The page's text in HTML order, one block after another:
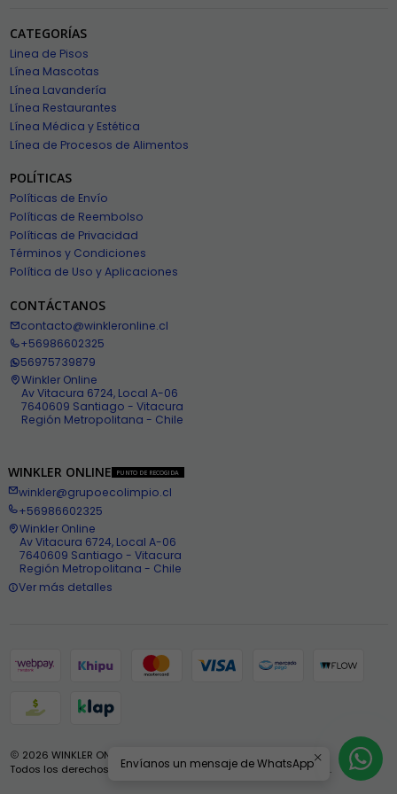
CATEGORÍAS
Linea de Pisos
Línea Mascotas
Línea Lavandería
Línea Restaurantes
Línea Médica y Estética
Línea de Procesos de Alimentos
POLÍTICAS
Políticas de Envío
Políticas de Reembolso
Políticas de Privacidad
Términos y Condiciones
Política de Uso y Aplicaciones
CONTÁCTANOS
contacto@winkleronline.cl
+56986602325
56975739879
Winkler Online
Av Vitacura 6724, Local A-06
7640609 Santiago - Vitacura
Región Metropolitana - Chile
WINKLER ONLINE PUNTO DE RECOGIDA
winkler@grupoecolimpio.cl
+56986602325
Winkler Online
Av Vitacura 6724, Local A-06
7640609 Santiago - Vitacura
Región Metropolitana - Chile
Ver más detalles
2026 WINKLER ONLINE .
Todos los derechos reservados. Desarrollado por Jumpseller .
Envíanos un mensaje de WhatsApp